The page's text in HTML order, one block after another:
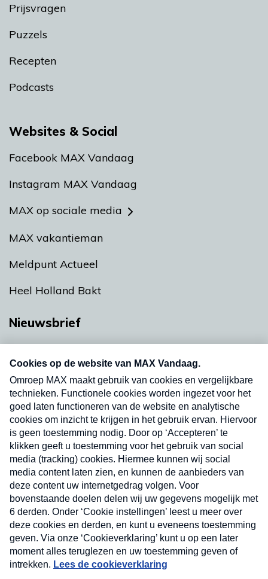
Prijsvragen
Puzzels
Recepten
Podcasts
Websites & Social
Facebook MAX Vandaag
Instagram MAX Vandaag
MAX op sociale media
MAX vakantieman
Meldpunt Actueel
Heel Holland Bakt
Nieuwsbrief
nieuwsbrief. Elke vrijdag- en dinsdagochtend in
uw mailbox.
Verzend
Nieuwsbrief
Neem hier een gratis abonnement op onze
nieuwsbrief. Elke vrijdag- en dinsdagochtend in uw